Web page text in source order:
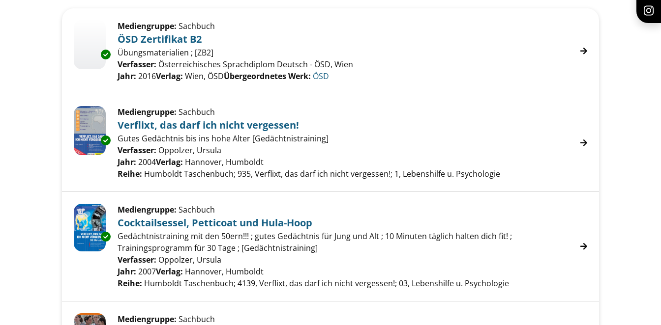
Exemplar-Details von ÖSD Zertifikat B2 anzeigen
Mediengruppe: Sachbuch
ÖSD Zertifikat B2
Übungsmaterialien ; [ZB2]
Verfasser: Österreichisches Sprachdiplom Deutsch - ÖSD, Wien
Jahr: 2016Verlag: Wien, ÖSDÜbergeordnetes Werk: ÖSD
Exemplar-Details von Verflixt, das darf ich nicht vergessen! anzeigen
Mediengruppe: Sachbuch
Verflixt, das darf ich nicht vergessen!
Gutes Gedächtnis bis ins hohe Alter [Gedächtnistraining]
Verfasser: Oppolzer, Ursula
Jahr: 2004Verlag: Hannover, Humboldt
Reihe: Humboldt Taschenbuch; 935, Verflixt, das darf ich nicht vergessen!; 1, Lebenshilfe u. Psychologie
Exemplar-Details von Cocktailsessel, Petticoat und Hula-Hoop anzeigen
Mediengruppe: Sachbuch
Cocktailsessel, Petticoat und Hula-Hoop
Gedächtnistraining mit den 50ern!!! ; gutes Gedächtnis für Jung und Alt ; 10 Minuten täglich halten dich fit! ;
Trainingsprogramm für 30 Tage ; [Gedächtnistraining]
Verfasser: Oppolzer, Ursula
Jahr: 2007Verlag: Hannover, Humboldt
Reihe: Humboldt Taschenbuch; 4139, Verflixt, das darf ich nicht vergessen!; 03, Lebenshilfe u. Psychologie
Mediengruppe: Sachbuch